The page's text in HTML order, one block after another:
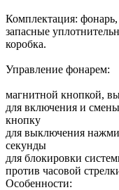
Комплектация:
запасные
коробка.
Управление фонарем:
магнитной кнопкой,
для включения и
кнопку
для выключения
секунды
для блокировки
против часовой
Особенности: